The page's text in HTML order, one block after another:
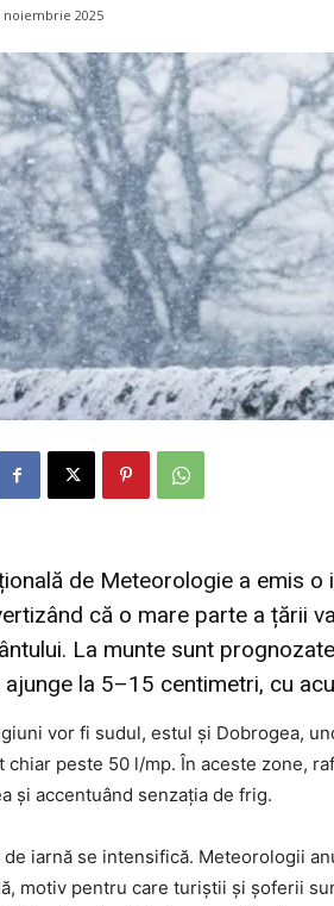
noiembrie 2025
de Meteorologie a emis
că o mare parte a țării
La munte sunt
la 5–15 centimetri, cu
vor fi sudul, estul și Dobrogea,
chiar peste 50 l/mp. În aceste zone,
și accentuând senzația de frig.
iarnă se intensifică. Meteorologii
motiv pentru care turiștii și șoferii